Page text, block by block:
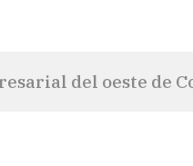
del oeste de